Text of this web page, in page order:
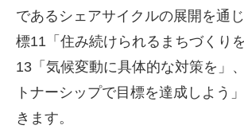
であるシェアサイクルの展開を通じ
標11 「住み続けられるまちづくり
13 「気候変動に具体的な対策を」
トナーシップで目標を達成しよう
きます。